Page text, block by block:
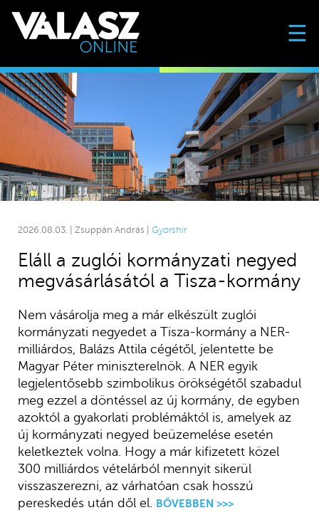
☰
2026.08.03. | Zsuppán András | Gyorshír
Eláll a zuglói kormányzati negyed
megvásárlásától a Tisza-kormány
Nem vásárolja meg a már elkészült zuglói
kormányzati negyedet a Tisza-kormány a NER-
milliárdos, Balázs Attila cégétől, jelentette be
Magyar Péter miniszterelnök. A NER egyik
legjelentősebb szimbolikus örökségétől szabadul
meg ezzel a döntéssel az új kormány, de egyben
azoktól a gyakorlati problémáktól is, amelyek az
új kormányzati negyed beüzemelése esetén
keletkeztek volna. Hogy a már kifizetett közel
300 milliárdos vételárból mennyit sikerül
visszaszerezni, az várhatóan csak hosszú
pereskedés után dől el. BŐVEBBEN >>>